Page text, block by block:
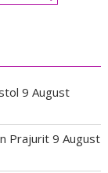
9 August
Prajurit 9 August